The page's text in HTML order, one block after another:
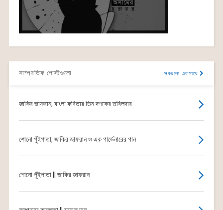
সাম্প্রতিক পোস্টগুলো সবগুলো একসাথে
জাকির জাফরান, বাংলা কবিতার তিন দশকের তবিলদার
শোনো পুঁইপাতা, জাকির জাফরান ও এক গার্ডেনারের গান
শোনো পুঁইপাতা || জাকির জাফরান